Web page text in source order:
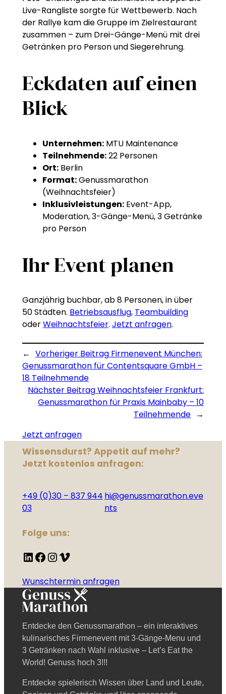
Live-Rangliste sorgte für Wettbewerb. Nach
der Rallye kam die Gruppe im Zielrestaurant
zusammen – zum Drei-Gänge-Menü mit drei
Getränken pro Person und Siegerehrung.
Eckdaten auf einen
Blick
Unternehmen:MTU Maintenance
Teilnehmende:22 Personen
Ort:Berlin
Format:Genussmarathon
(Weihnachtsfeier)
Inklusivleistungen:Event-App,
Moderation, 3-Gänge-Menü, 3 Getränke
pro Person
Ihr Event planen
Ganzjährig buchbar, ab 8 Personen, in über
50 Städten. Betriebsausflug, Teambuilding
oderWeihnachtsfeier. Jetzt anfragen.
← Vorheriger Beitrag Firmenevent München:
Genussmarathon für Contentsquare GmbH –
18 Teilnehmende
Nächster BeitragWeihnachtsfeier Frankfurt:
Genussmarathon für Praxis Mainbaby – 10
Teilnehmende →
Jetzt anfragen
Wissensdurst? Appetit auf mehr?
Jetzt kostenlos anfragen:
+49 (0)30 – 837 944
03
hi@genussmarathon.eve
nts
Folge uns:
LinkedIn Facebook InstagramVimeo
Wunschtermin anfragen
Entdecke den Genussmarathon – ein interaktives
kulinarisches Firmenevent mit 3-Gänge-Menu und
3 Getränken nach Wahl inklusive – Let’s Eat the
World! Genuss hoch 3!!!
Entdecke spielerisch Wissen über Land und Leute,